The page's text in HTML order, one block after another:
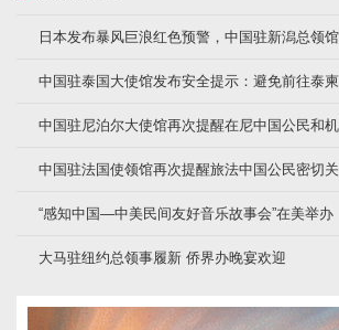
日本发布暴风巨浪红色预警，中国驻新潟总领
中国驻泰国大使馆发布安全提示：避免前往泰
中国驻尼泊尔大使馆再次提醒在尼中国公民和
中国驻法国使领馆再次提醒旅法中国公民密切
“感知中国—中美民间友好音乐故事会”在美举办
大马驻纽约总领事履新 侨界办晚宴欢迎